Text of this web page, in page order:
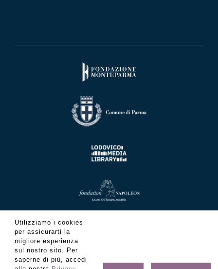
Utilizziamo i cookies
per assicurarti la
migliore esperienza
sul nostro sito. Per
saperne di più, accedi